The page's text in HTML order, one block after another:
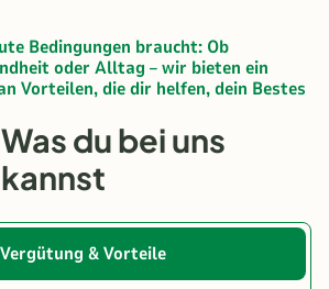
Bedingungen braucht: Ob
oder Alltag – wir bieten ein
Vorteilen, die dir helfen, dein Bestes
du bei uns
Vergütung & Vorteile